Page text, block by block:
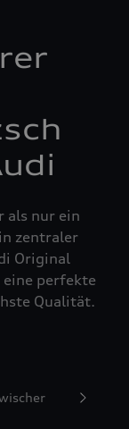
als nur ein
zentraler
Original
eine perfekte
Qualität.